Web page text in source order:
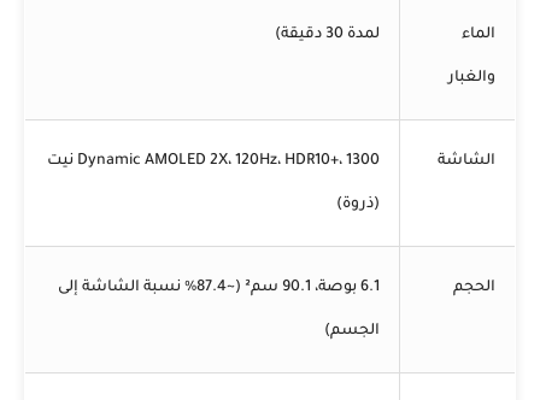
الماء
والغبار
لمدة 30 دقيقة)
الشاشة Dynamic AMOLED 2X، 120Hz، HDR10+، 1300 نيت
(ذروة)
الحجم 6.1 بوصة، 90.1 سم² (~87.4% نسبة الشاشة إلى
الجسم)